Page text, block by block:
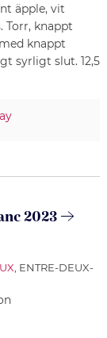
äpple, vit
Torr, knappt
knappt
syrligt slut. 12,5
2023
, ENTRE-DEUX-